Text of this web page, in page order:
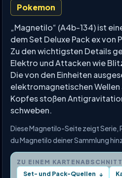
Pokemon
„Magnetilo“ (A4b-134) ist
dem Set Deluxe Pack ex von
Zu den wichtigsten Details
Elektro und Attacken wie
Die von den Einheiten
elektromagnetischen Wellen
Kopfes stoßen
schweben.
Diese Magnetilo-Seite zeigt Serie,
du Magnetilo deiner Sammlung
ZU EINEM KARTENABSCHNITT
Set- und Pack-Quellen ↓